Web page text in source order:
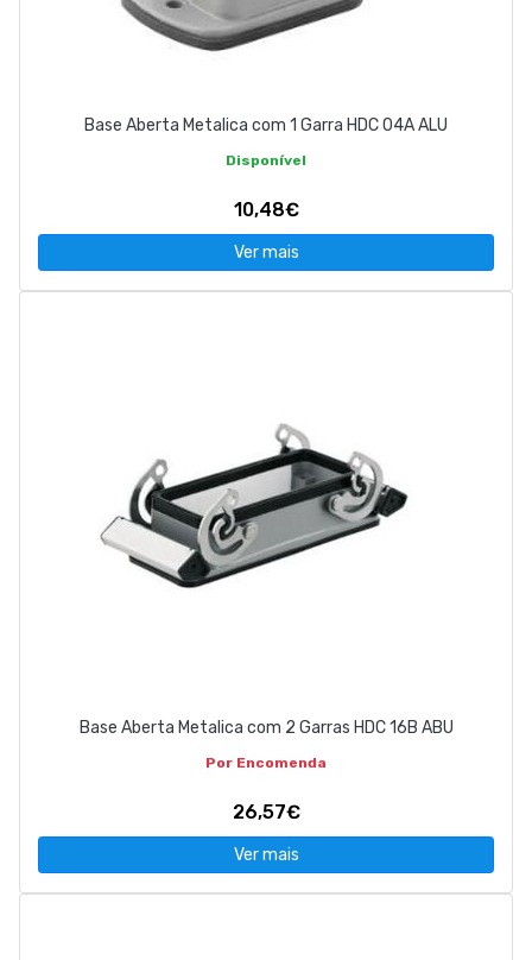
Base Aberta Metalica com 1 Garra HDC 04A ALU
Disponível
10,48€
Ver mais
Base Aberta Metalica com 2 Garras HDC 16B ABU
Por Encomenda
26,57€
Ver mais